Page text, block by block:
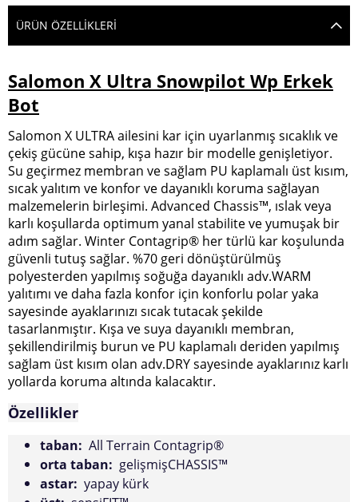
ÜRÜN ÖZELLIKLERI
Salomon X Ultra Snowpilot Wp Erkek
Bot
Salomon X ULTRA ailesini kar için uyarlanmış sıcaklık ve
çekiş gücüne sahip, kışa hazır bir modelle genişletiyor.
Su geçirmez membran ve sağlam PU kaplamalı üst kısım,
sıcak yalıtım ve konfor ve dayanıklı koruma sağlayan
malzemelerin birleşimi. Advanced Chassis™, ıslak veya
karlı koşullarda optimum yanal stabilite ve yumuşak bir
adım sağlar. Winter Contagrip® her türlü kar koşulunda
güvenli tutuş sağlar. %70 geri dönüştürülmüş
polyesterden yapılmış soğuğa dayanıklı adv.WARM
yalıtımı ve daha fazla konfor için konforlu polar yaka
sayesinde ayaklarınızı sıcak tutacak şekilde
tasarlanmıştır. Kışa ve suya dayanıklı membran,
şekillendirilmiş burun ve PU kaplamalı deriden yapılmış
sağlam üst kısım olan adv.DRY sayesinde ayaklarınız karlı
yollarda koruma altında kalacaktır.
Özellikler
taban: All Terrain Contagrip®
orta taban: gelişmişCHASSIS™
astar: yapay kürk